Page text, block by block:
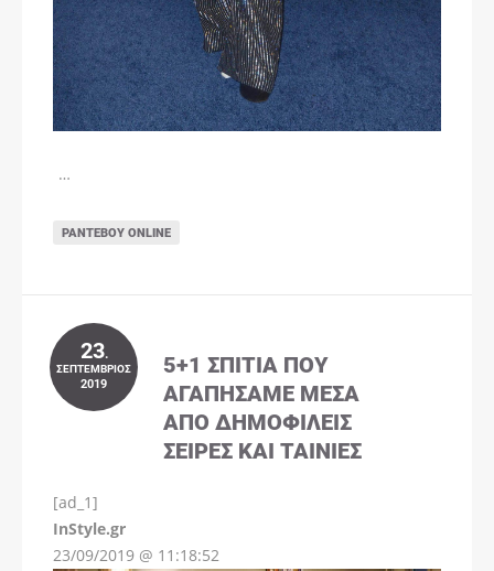
…
ΡΑΝΤΕΒΟΎ ONLINE
23.
ΣΕΠΤΈΜΒΡΙΟΣ
2019
5+1 ΣΠΊΤΙΑ ΠΟΥ
ΑΓΑΠΉΣΑΜΕ ΜΈΣΑ
ΑΠΌ ΔΗΜΟΦΙΛΕΊΣ
ΣΕΙΡΈΣ ΚΑΙ ΤΑΙΝΊΕΣ
[ad_1]
InStyle.gr
23/09/2019 @ 11:18:52